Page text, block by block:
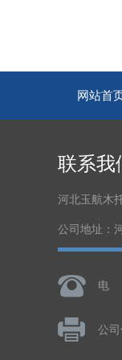
网站首
联系我
河北玉航木
公司地址：
电
公